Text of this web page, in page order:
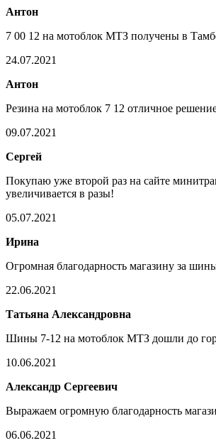
Антон
7 00 12 на мотоблок МТЗ получены в
24.07.2021
Антон
Резина на мотоблок 7 12 отличное
09.07.2021
Сергей
Покупаю уже второй раз на сайте
увеличивается в разы!
05.07.2021
Ирина
Огромная благодарность магазину за
22.06.2021
Татьяна Александровна
Шины 7-12 на мотоблок МТЗ дошли до
10.06.2021
Александр Сергеевич
Выражаем огромную благодарность
06.06.2021